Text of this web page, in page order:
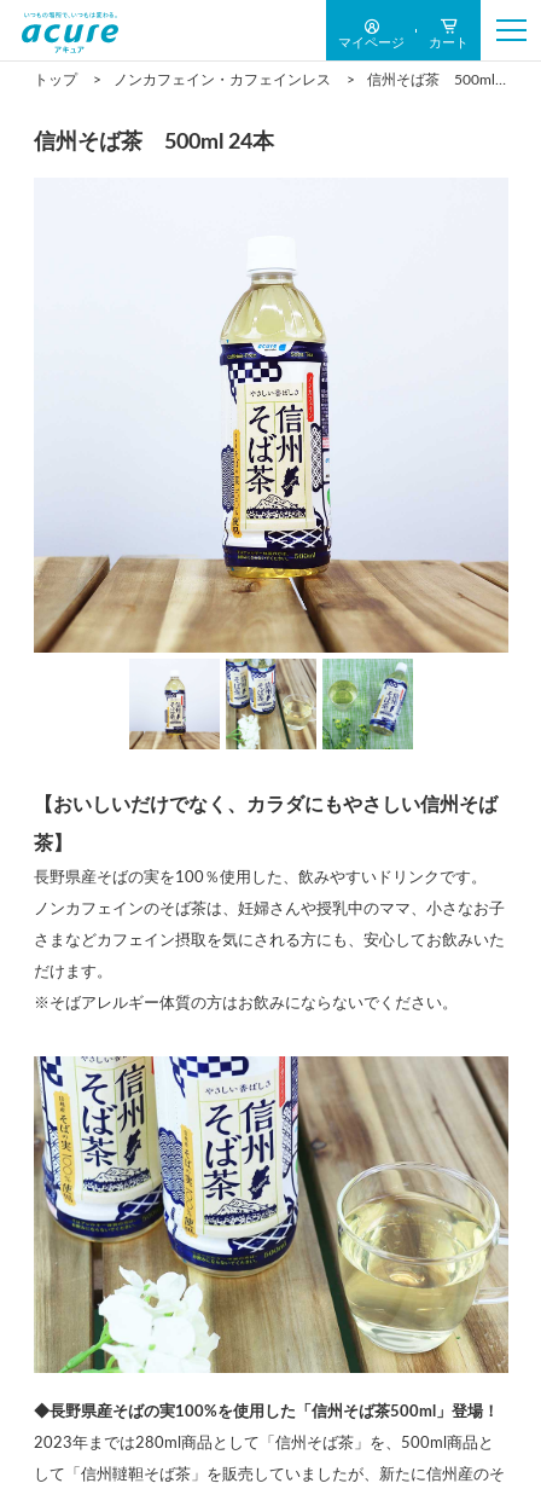
マイページ カート
トップ ノンカフェイン・カフェインレス
信州そば茶 500ml 24本
【おいしいだけでなく、カラダにもやさしい信州そば
茶】
長野県産そばの実を100％使用した、飲みやすいドリンクです。
ノンカフェインのそば茶は、妊婦さんや授乳中のママ、小さなお子
さまなどカフェイン摂取を気にされる方にも、安心してお飲みいた
だけます。
※そばアレルギー体質の方はお飲みにならないでください。
◆長野県産そばの実100%を使用した「信州そば茶500ml」登場！
2023年までは280ml商品として「信州そば茶」を、500ml商品と
して「信州韃靼そば茶」を販売していましたが、新たに信州産のそ